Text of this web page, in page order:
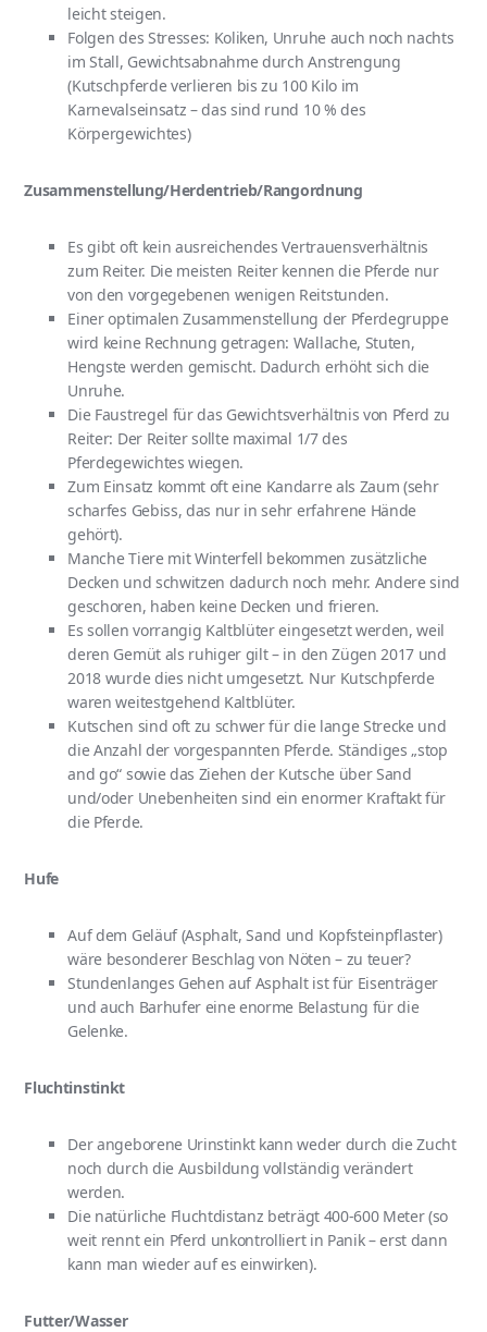
leicht steigen.
Folgen des Stresses: Koliken, Unruhe auch noch nachts
im Stall, Gewichtsabnahme durch Anstrengung
(Kutschpferde verlieren bis zu 100 Kilo im
Karnevalseinsatz – das sind rund 10 % des
Körpergewichtes)
Zusammenstellung/Herdentrieb/Rangordnung
Es gibt oft kein ausreichendes Vertrauensverhältnis
zum Reiter. Die meisten Reiter kennen die Pferde nur
von den vorgegebenen wenigen Reitstunden.
Einer optimalen Zusammenstellung der Pferdegruppe
wird keine Rechnung getragen: Wallache, Stuten,
Hengste werden gemischt. Dadurch erhöht sich die
Unruhe.
Die Faustregel für das Gewichtsverhältnis von Pferd zu
Reiter: Der Reiter sollte maximal 1/7 des
Pferdegewichtes wiegen.
Zum Einsatz kommt oft eine Kandarre als Zaum (sehr
scharfes Gebiss, das nur in sehr erfahrene Hände
gehört).
Manche Tiere mit Winterfell bekommen zusätzliche
Decken und schwitzen dadurch noch mehr. Andere sind
geschoren, haben keine Decken und frieren.
Es sollen vorrangig Kaltblüter eingesetzt werden, weil
deren Gemüt als ruhiger gilt – in den Zügen 2017 und
2018 wurde dies nicht umgesetzt. Nur Kutschpferde
waren weitestgehend Kaltblüter.
Kutschen sind oft zu schwer für die lange Strecke und
die Anzahl der vorgespannten Pferde. Ständiges „stop
and go“ sowie das Ziehen der Kutsche über Sand
und/oder Unebenheiten sind ein enormer Kraftakt für
die Pferde.
Hufe
Auf dem Geläuf (Asphalt, Sand und Kopfsteinpflaster)
wäre besonderer Beschlag von Nöten – zu teuer?
Stundenlanges Gehen auf Asphalt ist für Eisenträger
und auch Barhufer eine enorme Belastung für die
Gelenke.
Fluchtinstinkt
Der angeborene Urinstinkt kann weder durch die Zucht
noch durch die Ausbildung vollständig verändert
werden.
Die natürliche Fluchtdistanz beträgt 400-600 Meter (so
weit rennt ein Pferd unkontrolliert in Panik – erst dann
kann man wieder auf es einwirken).
Futter/Wasser